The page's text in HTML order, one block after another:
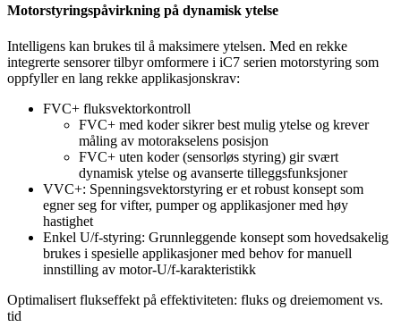
Motorstyringspåvirkning på dynamisk ytelse
Intelligens kan brukes til å maksimere ytelsen. Med en rekke
integrerte sensorer tilbyr omformere i iC7 serien motorstyring som
oppfyller en lang rekke applikasjonskrav:
FVC+ fluksvektorkontroll
FVC+ med koder sikrer best mulig ytelse og krever
måling av motorakselens posisjon
FVC+ uten koder (sensorløs styring) gir svært
dynamisk ytelse og avanserte tilleggsfunksjoner
VVC+: Spenningsvektorstyring er et robust konsept som
egner seg for vifter, pumper og applikasjoner med høy
hastighet
Enkel U/f-styring: Grunnleggende konsept som hovedsakelig
brukes i spesielle applikasjoner med behov for manuell
innstilling av motor-U/f-karakteristikk
Optimalisert flukseffekt på effektiviteten: fluks og dreiemoment vs.
tid